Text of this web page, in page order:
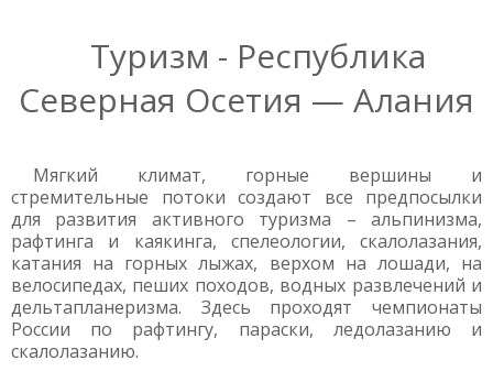
Туризм - Республика
Северная Осетия — Алания
Мягкий климат, горные вершины и
стремительные потоки создают все предпосылки
для развития активного туризма – альпинизма,
рафтинга и каякинга, спелеологии, скалолазания,
катания на горных лыжах, верхом на лошади, на
велосипедах, пеших походов, водных развлечений и
дельтапланеризма. Здесь проходят чемпионаты
России по рафтингу, параски, ледолазанию и
скалолазанию.